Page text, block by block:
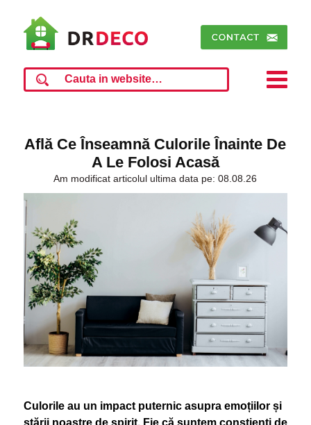
Află Ce Înseamnă Culorile Înainte De
A Le Folosi Acasă
Am modificat articolul ultima data pe: 08.08.26
Culorile au un impact puternic asupra emoțiilor și
stării noastre de spirit. Fie că suntem conștienți de